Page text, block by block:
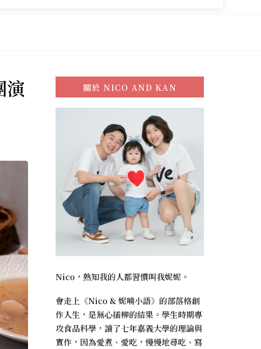
演
關於NICO AND KAN
Nico，熟知我的人都習慣叫我妮妮。
會走上《Nico & 妮喃小語》的部落格創
作人生，是無心插柳的結果。學生時期專
攻食品科學，讀了七年嘉義大學的理論與
實作，因為愛煮、愛吃，慢慢地尋吃、寫